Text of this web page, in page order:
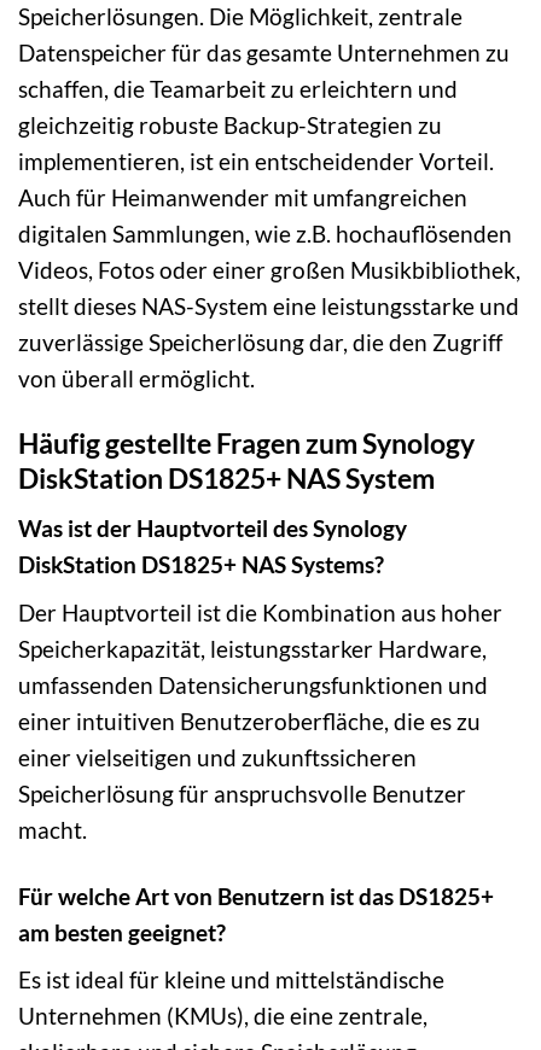
Speicherlösungen. Die Möglichkeit, zentrale
Datenspeicher für das gesamte Unternehmen zu
schaffen, die Teamarbeit zu erleichtern und
gleichzeitig robuste Backup-Strategien zu
implementieren, ist ein entscheidender Vorteil.
Auch für Heimanwender mit umfangreichen
digitalen Sammlungen, wie z.B. hochauflösenden
Videos, Fotos oder einer großen Musikbibliothek,
stellt dieses NAS-System eine leistungsstarke und
zuverlässige Speicherlösung dar, die den Zugriff
von überall ermöglicht.
Häufig gestellte Fragen zum Synology
DiskStation DS1825+ NAS System
Was ist der Hauptvorteil des Synology
DiskStation DS1825+ NAS Systems?
Der Hauptvorteil ist die Kombination aus hoher
Speicherkapazität, leistungsstarker Hardware,
umfassenden Datensicherungsfunktionen und
einer intuitiven Benutzeroberfläche, die es zu
einer vielseitigen und zukunftssicheren
Speicherlösung für anspruchsvolle Benutzer
macht.
Für welche Art von Benutzern ist das DS1825+
am besten geeignet?
Es ist ideal für kleine und mittelständische
Unternehmen (KMUs), die eine zentrale,